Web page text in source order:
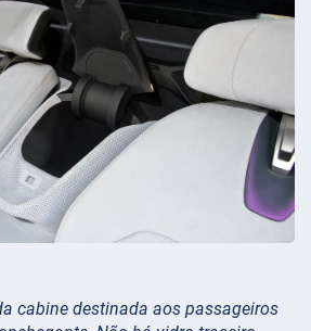
cabine destinada aos passageiros